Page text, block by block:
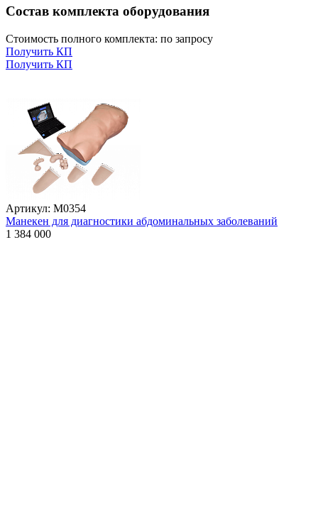
Состав комплекта оборудования
Стоимость полного комплекта: по запросу
Получить КП
Получить КП
Артикул: М0354
Манекен для диагностики абдоминальных заболеваний
1 384 000